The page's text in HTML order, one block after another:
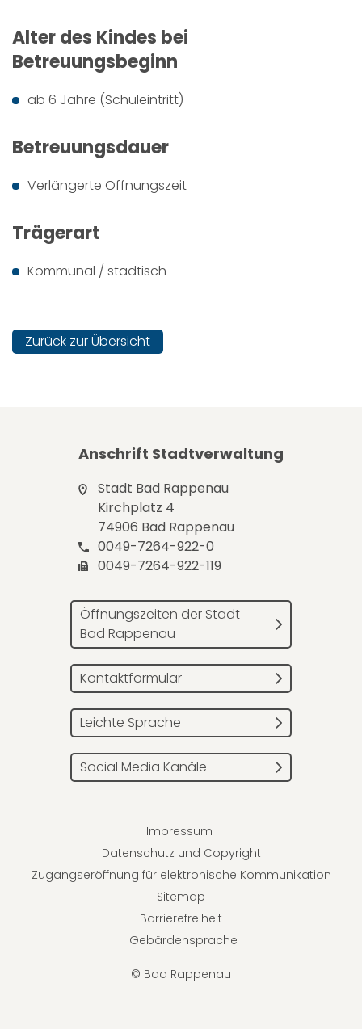
Alter des Kindes bei
Betreuungsbeginn
ab 6 Jahre (Schuleintritt)
Betreuungsdauer
Verlängerte Öffnungszeit
Trägerart
Kommunal / städtisch
Zurück zur Übersicht
Anschrift Stadtverwaltung
Stadt Bad Rappenau
Kirchplatz 4
74906 Bad Rappenau
0049-7264-922-0
0049-7264-922-119
Öffnungszeiten der Stadt
Bad Rappenau
Kontaktformular
Leichte Sprache
Social Media Kanäle
© Bad Rappenau
Impressum
Datenschutz und Copyright
Zugangseröffnung für elektronische Kommunikation
Sitemap
Barrierefreiheit
Gebärdensprache